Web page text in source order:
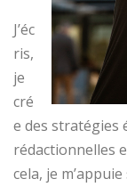
J’éc
ris,
je
cré
e des stratégies
rédactionnelles
cela, je